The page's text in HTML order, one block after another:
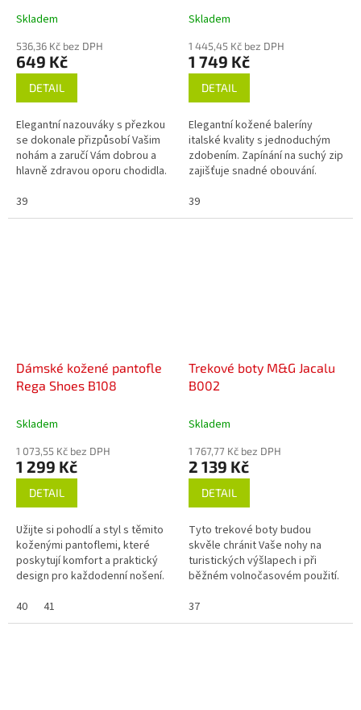
Skladem
536,36 Kč bez DPH
649 Kč
DETAIL
Elegantní nazouváky s přezkou
se dokonale přizpůsobí Vašim
nohám a zaručí Vám dobrou a
hlavně zdravou oporu chodidla.
39
Skladem
1 445,45 Kč bez DPH
1 749 Kč
DETAIL
Elegantní kožené baleríny
italské kvality s jednoduchým
zdobením. Zapínání na suchý zip
zajišťuje snadné obouvání.
nošení.
39
Dámské kožené pantofle
Rega Shoes B108
Skladem
1 073,55 Kč bez DPH
1 299 Kč
DETAIL
Užijte si pohodlí a styl s těmito
koženými pantoflemi, které
poskytují komfort a praktický
design pro každodenní nošení.
Portugalsku.
40 41
Trekové boty M&G Jacalu
B002
Skladem
1 767,77 Kč bez DPH
2 139 Kč
DETAIL
Tyto trekové boty budou
skvěle chránit Vaše nohy na
turistických výšlapech i při
běžném volnočasovém použití.
37